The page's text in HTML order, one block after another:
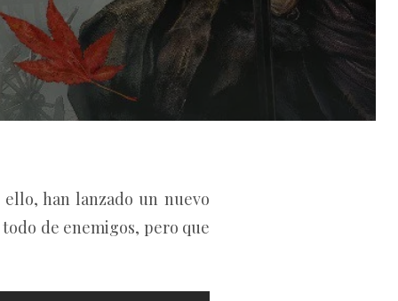
han lanzado un nuevo
de enemigos, pero que